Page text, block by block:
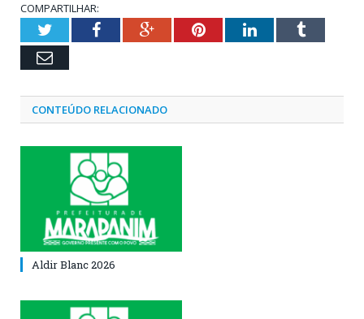
COMPARTILHAR:
TwitterFacebookGoogle+PinterestLinkedInTumblr
Email
CONTEÚDO RELACIONADO
Aldir Blanc 2026